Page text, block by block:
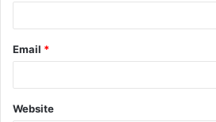
Email *
Website